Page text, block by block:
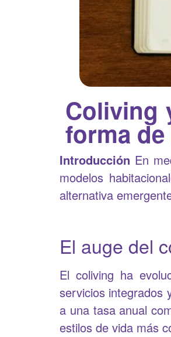
Coliving
forma
Introducción En
modelos
alternativa
El auge del
El coliving ha
servicios integrados
a una tasa anual
estilos de vida más